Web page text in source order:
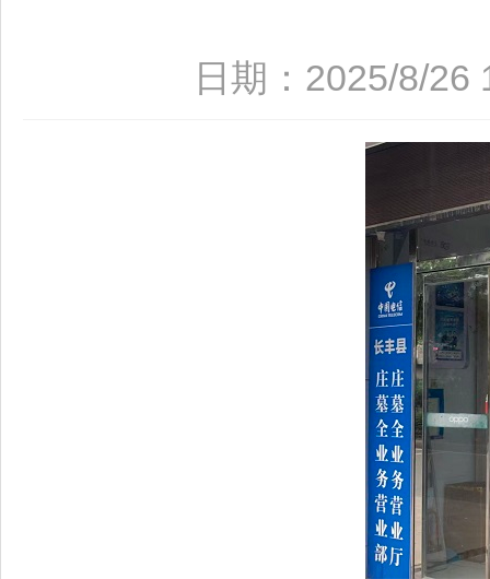
日期：2025/8/